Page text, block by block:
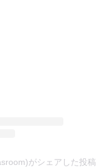
がシェアした投稿